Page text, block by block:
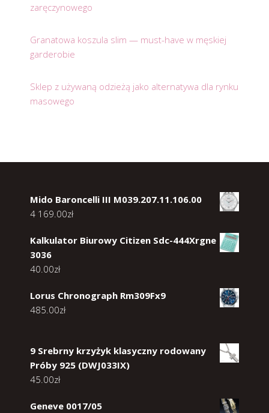
zaręczynowego
Granatowa koszula slim — must-have w męskiej
garderobie
Sklep z używaną odzieżą jako alternatywa dla rynku
masowego
Mido Baroncelli III M039.207.11.106.00
4 169.00zł
Kalkulator Biurowy Citizen Sdc-444Xrgne
3036
40.00zł
Lorus Chronograph Rm309Fx9
485.00zł
9 Srebrny krzyżyk klasyczny rodowany
Próby 925 (DWJ033IX)
45.00zł
Geneve 0017/05